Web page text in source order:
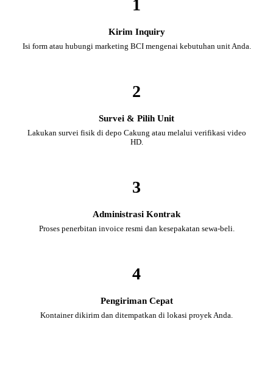
1
Kirim Inquiry
Isi form atau hubungi marketing BCI mengenai kebutuhan unit Anda.
2
Survei & Pilih Unit
Lakukan survei fisik di depo Cakung atau melalui verifikasi video
HD.
3
Administrasi Kontrak
Proses penerbitan invoice resmi dan kesepakatan sewa-beli.
4
Pengiriman Cepat
Kontainer dikirim dan ditempatkan di lokasi proyek Anda.